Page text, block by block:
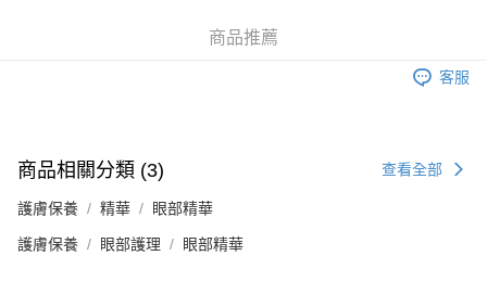
單。 如果訂購後七個工作天內我們未能收到有關存款，有關訂單將被取消。
每筆HK$30.00，滿HK$580.00或以上免運費
本地配送
商品推薦
客服
商品相關分類 (3) 查看全部
護膚保養 精華 眼部精華
護膚保養 眼部護理 眼部精華